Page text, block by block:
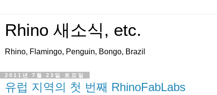
Rhino 새소식, etc.
Rhino, Flamingo, Penguin, Bongo, Brazil
2011년 7월 23일 토요일
유럽 지역의 첫 번째 RhinoFabLabs